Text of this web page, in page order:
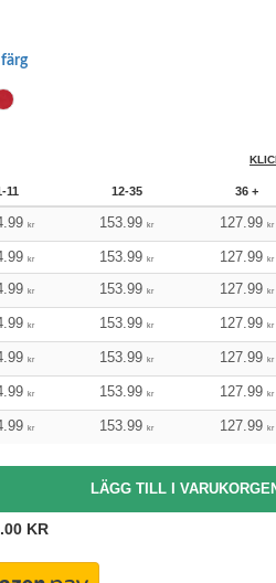
11 12-35 36 +
kr 153.99 kr 127.99 kr
kr 153.99 kr 127.99 kr
kr 153.99 kr 127.99 kr
kr 153.99 kr 127.99 kr
kr 153.99 kr 127.99 kr
kr 153.99 kr 127.99 kr
kr 153.99 kr 127.99 kr
KR